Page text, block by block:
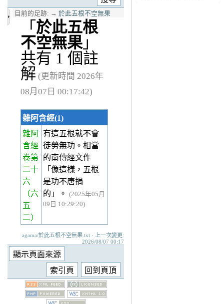
目前的足跡: → 於此五根不空無果
「 於此五根
不空無果」
共有 1 個註
解 (更新時間 2026年
08月07日 00:17:42)
雜阿含經(1)
雜阿
含經
卷第
二十
六
（六
五
二）
有這五根就不會
徒勞無功。相當
的南傳經文作
「像這樣，五根
是功不唐捐
的」。
(2025年05月
09日 10:29:20)
agama/於此五根不空無果.txt · 上一次變更:
2026/08/07 00:17